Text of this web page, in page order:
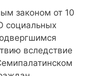
законом от 10
социальных
вследствие